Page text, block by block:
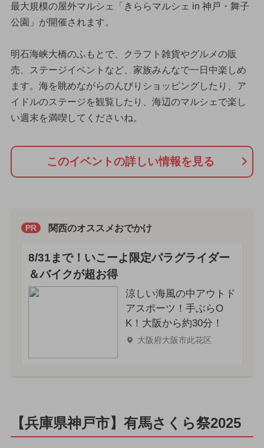
最大規模の屋外マルシェ「きららマルシェ in 神戸・舞子
公園」が開催されます。
明石海峡大橋のふもとで、クラフト雑貨やグルメの販
売、ステージイベントなど、家族みんなで一日中楽しめ
ます。海を眺めながらのんびりショッピングしたり、ア
イドルのステージを観覧したり、海辺のマルシェで楽し
い週末を満喫してくださいね。
このイベントの詳しい情報を見る
PR 関西のオススメおでかけ
8/31まで！いこーよ限定パラグライダー
＆バイクが超お得
涼しい海風の中アウトド
アスポーツ！手ぶらO
K！大阪から約30分！
大阪府大阪市此花区
【兵庫県神戸市】有馬さくら祭2025